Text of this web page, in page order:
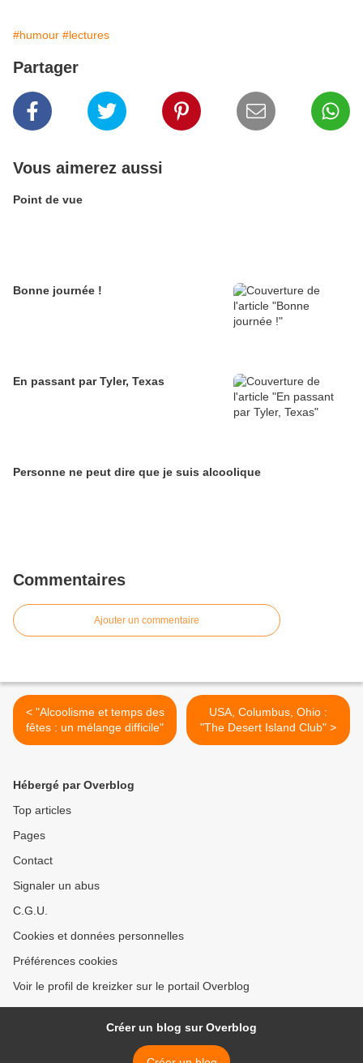
#humour #lectures
Partager
Vous aimerez aussi
Point de vue
Bonne journée !
En passant par Tyler, Texas
Personne ne peut dire que je suis alcoolique
Commentaires
Ajouter un commentaire
< "Alcoolisme et temps des
fêtes : un mélange difficile"
USA, Columbus, Ohio :
"The Desert Island Club" >
Hébergé par Overblog
Top articles
Pages
Contact
Signaler un abus
C.G.U.
Cookies et données personnelles
Préférences cookies
Voir le profil de kreizker sur le portail Overblog
Créer un blog sur Overblog